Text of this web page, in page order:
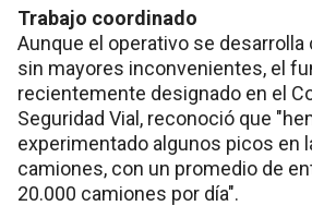
Trabajo coordinado
Aunque el operativo se desarrolla
sin mayores inconvenientes, el
recientemente designado en el
Seguridad Vial, reconoció que
experimentado algunos picos en
camiones, con un promedio de
20.000 camiones por día".